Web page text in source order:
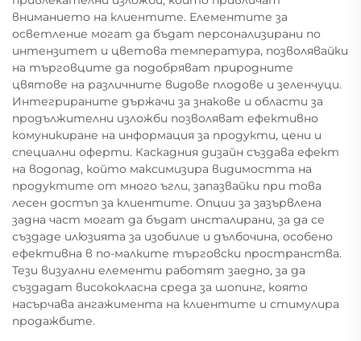
вниманието на клиентите. Елементите за
осветление могат да бъдат персонализирани по
интензитет и цветова температура, позволявайки
на търговците да подобряват природните
цвятове на различните видове плодове и зеленчуци.
Интегрираните държачи за знакове и области за
продължителни изложби позволяват ефективно
комуникиране на информация за продукти, цени и
специални оферти. Каскадния дизайн създава ефект
на водопад, който максимизира видимостта на
продуктите от много ъгли, запазвайки при това
лесен достъп за клиентите. Опции за зазървлена
задна част могат да бъдат инсталирани, за да се
създаде илюзията за изобилие и дълбочина, особено
ефективна в по-малките търговски пространства.
Тези визуални елементи работят заедно, за да
създадат висококласна среда за шопинг, която
насърчава ангажимента на клиентите и стимулира
продажбите.